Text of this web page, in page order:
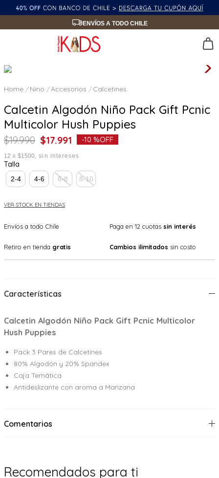
ENVÍOS A TODO CHILE
Nino Accesorios Calcetines
Calcetin Algodón Niño Pack Gift Pcnic
Multicolor Hush Puppies
$19.990 $17.991 -10 %OFF
12 x $1500 sin intereses
Talla
2-4 4-6 6-8 8-10
VER STOCK EN TIENDAS
Envíos a todo Chile Paga en 12 cuotas sin interés
Retiro en tienda gratis Cambios ilimitados sin costo
Características
Calcetin Algodón Niño Pack Gift Pcnic Multicolor
Hush Puppies
Pack 3 Pares de Calcetines
80% Algodón y 20% Spandex
Caja Temática
Antideslizante con aroma a Manzana
Comentarios
Recomendados para ti